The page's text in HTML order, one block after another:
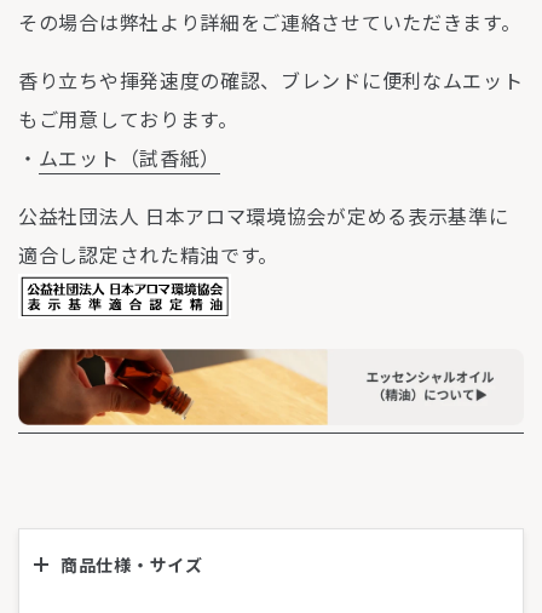
その場合は弊社より詳細をご連絡させていただきます。
香り立ちや揮発速度の確認、ブレンドに便利なムエット
もご用意しております。
・ ムエット（試香紙）
公益社団法人 日本アロマ環境協会が定める表示基準に
適合し認定された精油です。
商品仕様・サイズ